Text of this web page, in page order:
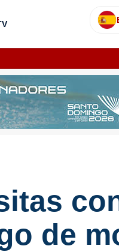
de